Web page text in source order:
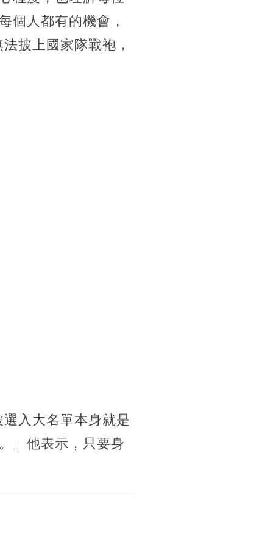
個人都有的機會，
披上國家隊戰袍，
入大名單本身就是
」他表示，只要身